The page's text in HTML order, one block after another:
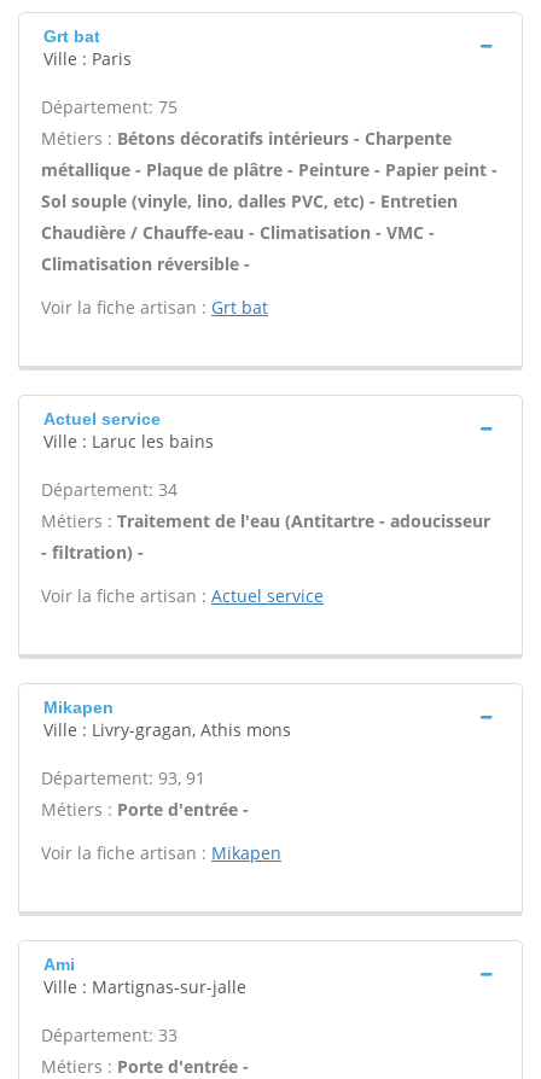
Grt bat
Ville : Paris
Département: 75
Métiers : Bétons décoratifs intérieurs - Charpente
métallique - Plaque de plâtre - Peinture - Papier peint -
Sol souple (vinyle, lino, dalles PVC, etc) - Entretien
Chaudière / Chauffe-eau - Climatisation - VMC -
Climatisation réversible -
Voir la fiche artisan : Grt bat
Actuel service
Ville : Laruc les bains
Département: 34
Métiers : Traitement de l'eau (Antitartre - adoucisseur
- filtration) -
Voir la fiche artisan : Actuel service
Mikapen
Ville : Livry-gragan, Athis mons
Département: 93, 91
Métiers : Porte d'entrée -
Voir la fiche artisan : Mikapen
Ami
Ville : Martignas-sur-jalle
Département: 33
Métiers : Porte d'entrée -